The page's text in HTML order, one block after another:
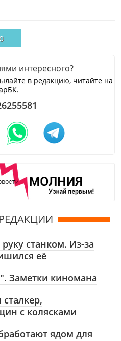
интересного?
в редакцию, читайте на
станком. Из-за
её
Заметки киномана
с колясками
ядом для